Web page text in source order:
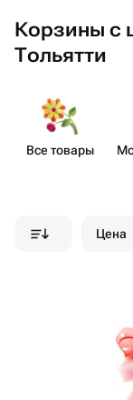
Корзины с
Тольятти
Все товары
Цена